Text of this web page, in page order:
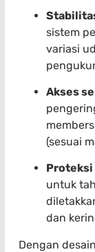
sistem
variasi
Akses
(sesuai
Proteksi
untuk
dan
Dengan